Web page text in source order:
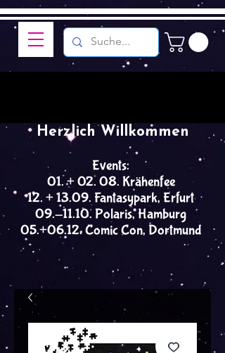
Events:
01. + 02. 08. Krähenfee
12. + 13.09. Fantasypark, Erfurt
09.-11.10. Polaris, Hamburg
05.+06.12. Comic Con, Dortmund
Herzlich Willkommen